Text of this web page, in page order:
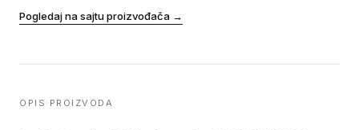
Pogledaj na sajtu proizvođača →
OPIS PROIZVODA